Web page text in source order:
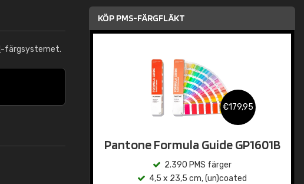
-färgsystemet.
KÖP PMS-FÄRGFLÄKT
€179,95
Pantone Formula Guide GP1601B
2.390 PMS färger
4,5 x 23,5 cm, (un)coated